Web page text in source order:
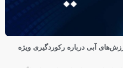
آبی درباره رکوردگیری ویژه